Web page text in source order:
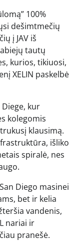
100%
dešimtmečių
į JAV iš
tautų
kurios, tikiuosi,
XELIN paskelbė
kur
kolegomis
klausimą.
išliko
spiralė, nes
Diego masinei
bet ir kelia
vandenis,
nariai ir
pranešė.